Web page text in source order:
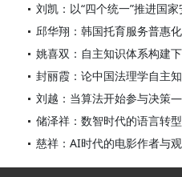
储泽祥：数智时代的语言转型